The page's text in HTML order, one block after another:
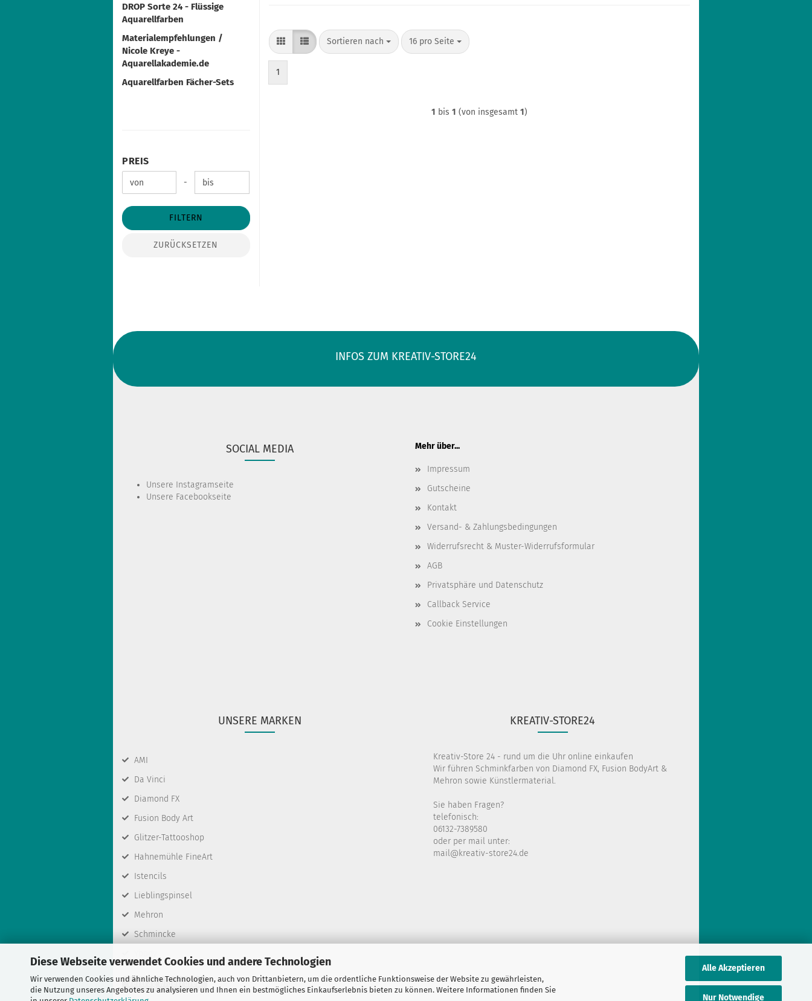
Diese Webseite verwendet Cookies und andere Technologien
Wir verwenden Cookies und ähnliche Technologien, auch von Drittanbietern, um die ordentliche Funktionsweise der Website zu gewährleisten,
die Nutzung unseres Angebotes zu analysieren und Ihnen ein bestmögliches Einkaufserlebnis bieten zu können. Weitere Informationen finden Sie
Alle Akzeptieren
Nur Notwendige
DROP Sorte 24 - Flüssige
Aquarellfarben
Materialempfehlungen /
Nicole Kreye -
Aquarellakademie.de
Aquarellfarben Fächer-Sets
PREIS
Preis bis -
FILTERN
ZURÜCKSETZEN
Sortieren nach
Sortieren nach 16 pro Seite
pro Seite
1
1 bis 1 (von insgesamt 1)
INFOS ZUM KREATIV-STORE24
SOCIAL MEDIA
Unsere Instagramseite
Unsere Facebookseite
Mehr über...
Impressum
Gutscheine
Kontakt
Versand- & Zahlungsbedingungen
Widerrufsrecht & Muster-Widerrufsformular
AGB
Privatsphäre und Datenschutz
Callback Service
Cookie Einstellungen
UNSERE MARKEN
AMI
Da Vinci
Diamond FX
Fusion Body Art
Glitzer-Tattooshop
Hahnemühle FineArt
Istencils
Lieblingspinsel
Mehron
Schmincke
KREATIV-STORE24
Kreativ-Store 24 - rund um die Uhr online einkaufen
Wir führen Schminkfarben von Diamond FX, Fusion BodyArt &
Mehron sowie Künstlermaterial.
Sie haben Fragen?
telefonisch:
06132-7389580
oder per mail unter:
mail@kreativ-store24.de
Vertrag widerrufen